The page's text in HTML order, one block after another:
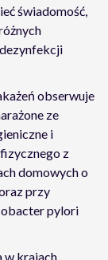
świadomość,
obserwuje
ze
i
z
domowych o
przy
pylori
w krajach